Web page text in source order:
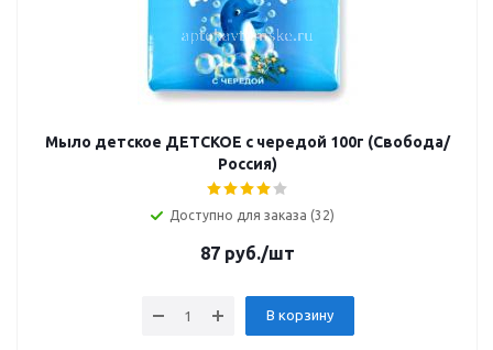
Мыло детское ДЕТСКОЕ с чередой 100г (Свобода/
Россия)
Доступно для заказа (32)
87 руб./шт
В корзину